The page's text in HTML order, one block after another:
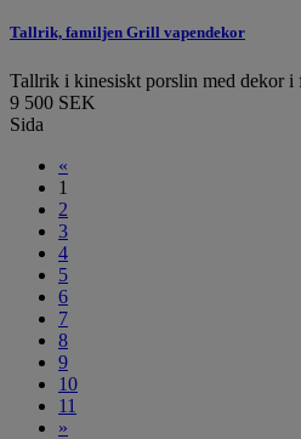
Tallrik, familjen Grill vapendekor
Tallrik i kinesiskt porslin med dekor i
9 500 SEK
Sida
«
1
2
3
4
5
6
7
8
9
10
11
»